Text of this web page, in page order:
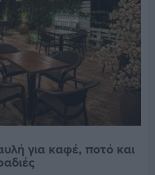
για καφέ, ποτό και